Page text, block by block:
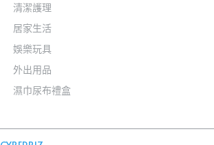
清潔護理
居家生活
娛樂玩具
外出用品
濕巾尿布禮盒